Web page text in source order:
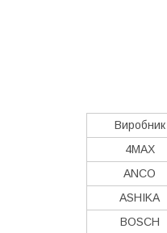
Виробник
4MAX
ANCO
ASHIKA
BOSCH